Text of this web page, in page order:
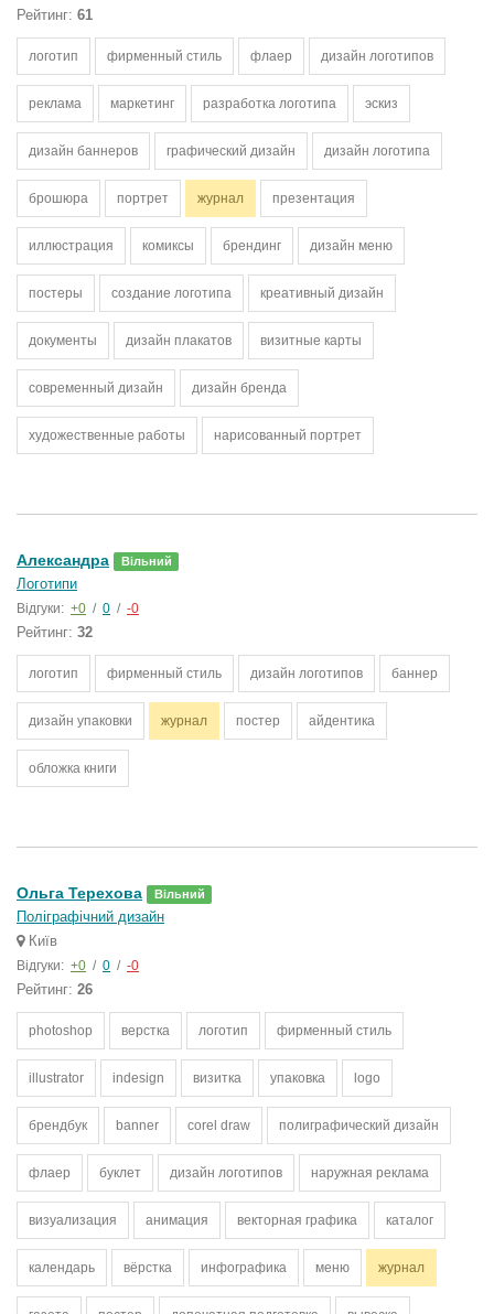
Рейтинг: 61
логотип фирменный стиль флаер дизайн логотипов
реклама маркетинг разработка логотипа эскиз
дизайн баннеров графический дизайн дизайн логотипа
брошюра портрет журнал презентация
иллюстрация комиксы брендинг дизайн меню
постеры создание логотипа креативный дизайн
документы дизайн плакатов визитные карты
современный дизайн дизайн бренда
художественные работы нарисованный портрет
Александра Вільний
Логотипи
Відгуки: +0 / 0 / -0
Рейтинг: 32
логотип фирменный стиль дизайн логотипов баннер
дизайн упаковки журнал постер айдентика
обложка книги
Ольга Терехова Вільний
Поліграфічний дизайн
Київ
Відгуки: +0 / 0 / -0
Рейтинг: 26
photoshop верстка логотип фирменный стиль
illustrator indesign визитка упаковка logo
брендбук banner corel draw полиграфический дизайн
флаер буклет дизайн логотипов наружная реклама
визуализация анимация векторная графика каталог
календарь вёрстка инфографика меню журнал